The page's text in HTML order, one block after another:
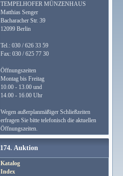
TEMPELHOFER MÜNZENHAUS
Matthias Senger
Bacharacher Str. 39
12099 Berlin
Tel.: 030 / 626 33 59
Fax: 030 / 625 77 30
Öffnungszeiten
Montag bis Freitag
10.00 - 13.00 und
14.00 - 16.00 Uhr
Wegen außerplanmäßiger Schließzeiten
erfragen Sie bitte telefonisch die aktuellen
Öffnungszeiten.
174. Auktion
Katalog
Index